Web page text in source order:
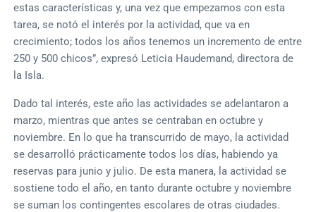
estas características y, una vez que empezamos con esta
tarea, se notó el interés por la actividad, que va en
crecimiento; todos los años tenemos un incremento de entre
250 y 500 chicos”, expresó Leticia Haudemand, directora de
la Isla.
Dado tal interés, este año las actividades se adelantaron a
marzo, mientras que antes se centraban en octubre y
noviembre. En lo que ha transcurrido de mayo, la actividad
se desarrolló prácticamente todos los días, habiendo ya
reservas para junio y julio. De esta manera, la actividad se
sostiene todo el año, en tanto durante octubre y noviembre
se suman los contingentes escolares de otras ciudades.